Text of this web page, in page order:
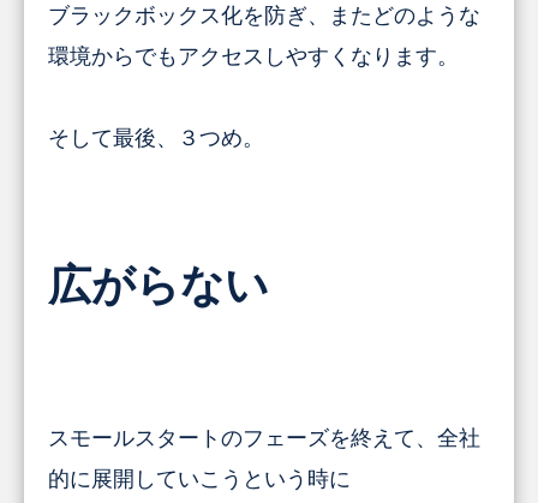
ブラックボックス化を防ぎ、またどのような
環境からでもアクセスしやすくなります。
そして最後、３つめ。
広がらない
スモールスタートのフェーズを終えて、全社
的に展開していこうという時に